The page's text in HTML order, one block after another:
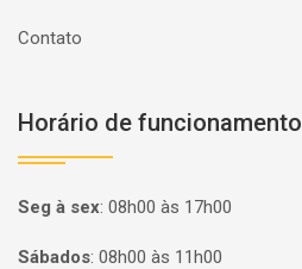
Contato
Horário de funcionamento
Seg à sex: 08h00 às 17h00
Sábados: 08h00 às 11h00